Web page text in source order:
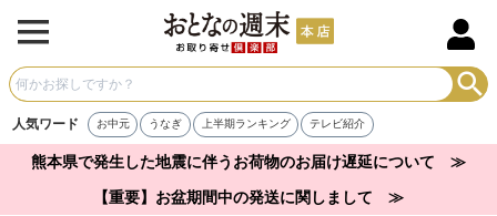
人気ワード お中元 うなぎ 上半期ランキング テレビ紹介
熊本県で発生した地震に伴うお荷物のお届け遅延について ≫
【重要】お盆期間中の発送に関しまして ≫